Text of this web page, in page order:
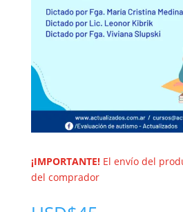
¡IMPORTANTE!El envío del
del comprador